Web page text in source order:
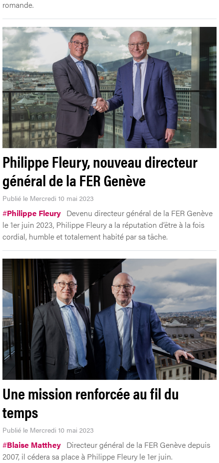
romande.
Philippe Fleury, nouveau directeur
général de la FER Genève
Publié le Mercredi 10 mai 2023
#Philippe Fleury Devenu directeur général de la FER Genève
le 1er juin 2023, Philippe Fleury a la réputation d’être à la fois
cordial, humble et totalement habité par sa tâche.
Une mission renforcée au fil du
temps
Publié le Mercredi 10 mai 2023
#Blaise Matthey Directeur général de la FER Genève depuis
2007, il cédera sa place à Philippe Fleury le 1er juin.